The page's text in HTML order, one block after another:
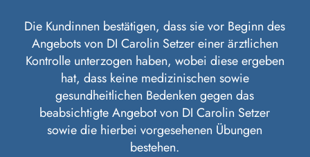
Die Kundinnen bestätigen, dass sie vor Beginn des
Angebots von DI Carolin Setzer einer ärztlichen
Kontrolle unterzogen haben, wobei diese ergeben
hat, dass keine medizinischen sowie
gesundheitlichen Bedenken gegen das
beabsichtigte Angebot von DI Carolin Setzer
sowie die hierbei vorgesehenen Übungen
bestehen.